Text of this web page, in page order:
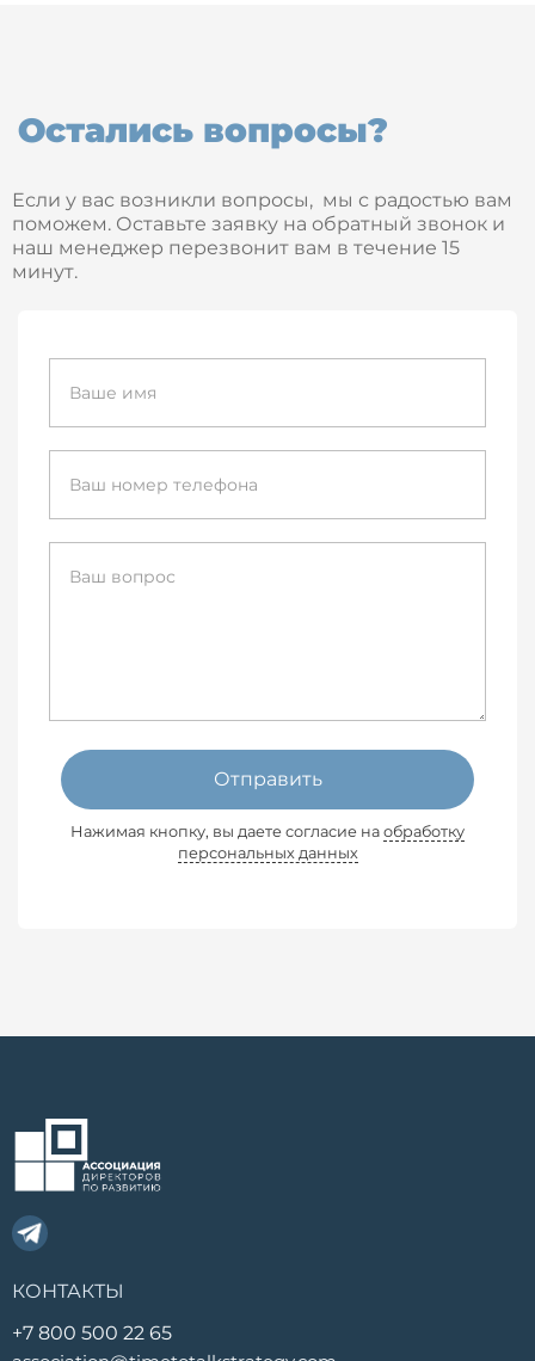
Остались вопросы?
Если у вас возникли вопросы, мы с радостью вам
поможем. Оставьте заявку на обратный звонок и
наш менеджер перезвонит вам в течение 15
минут.
Отправить
Нажимая кнопку, вы даете согласие на обработку
персональных данных
КОНТАКТЫ
+7 800 500 22 65